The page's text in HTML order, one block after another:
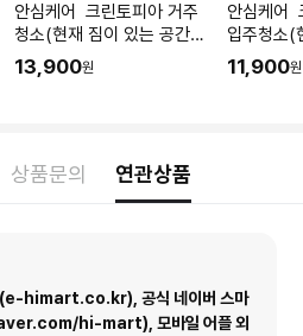
안심케어 크린토피아 거주
청소(현재 짐이 있는 공간청
소) I 공간 평수에 맞춰 수량
을 입력해주세요.
13,900원
안심케어
입주청소(
청소) I 공
량을 입력
11,900원
상품문의 연관상품
(e-himart.co.kr), 공식 네이버 스마
hi-mart), 모바일 어플 외